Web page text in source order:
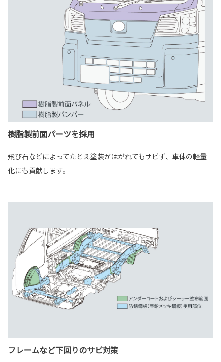
樹脂製前面パーツを採用
飛び石などによってたとえ塗装がはがれてもサビず、車体の軽量
化にも貢献します。
フレームなど下回りのサビ対策